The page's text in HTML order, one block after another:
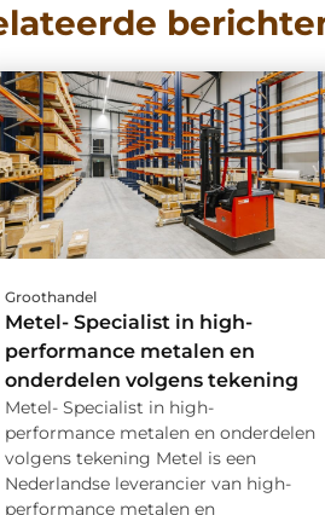
Groothandel
Metel- Specialist in high-
performance metalen en
onderdelen volgens tekening
Metel- Specialist in high-
performance metalen en onderdelen
volgens tekening Metel is een
Nederlandse leverancier van high-
performance metalen en